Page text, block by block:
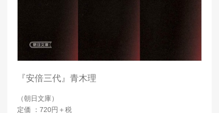
『安倍三代』青木理
（朝日文庫）
定価 ：720円＋税